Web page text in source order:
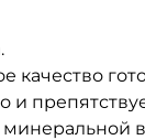
и